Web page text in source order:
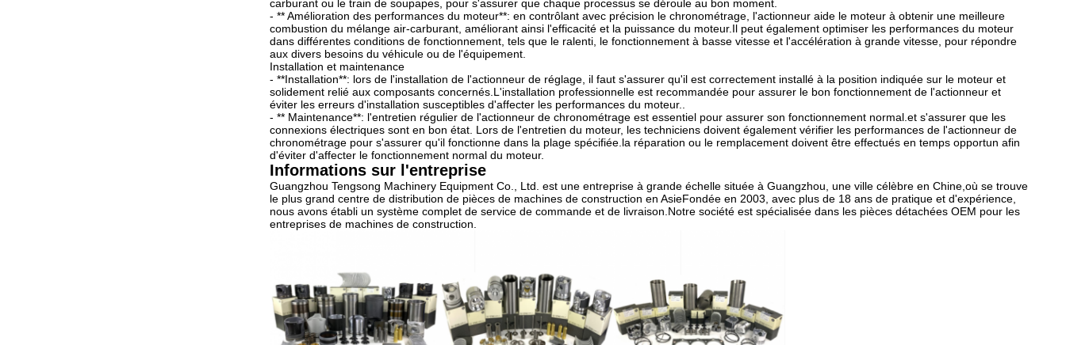
carburant ou le train de soupapes, pour s'assurer que chaque processus se déroule au bon moment.
- ** Amélioration des performances du moteur**: en contrôlant avec précision le chronométrage, l'actionneur aide le moteur à obtenir une meilleure
combustion du mélange air-carburant, améliorant ainsi l'efficacité et la puissance du moteur.Il peut également optimiser les performances du moteur
dans différentes conditions de fonctionnement, tels que le ralenti, le fonctionnement à basse vitesse et l'accélération à grande vitesse, pour répondre
aux divers besoins du véhicule ou de l'équipement.
Installation et maintenance
- **Installation**: lors de l'installation de l'actionneur de réglage, il faut s'assurer qu'il est correctement installé à la position indiquée sur le moteur et
solidement relié aux composants concernés.L'installation professionnelle est recommandée pour assurer le bon fonctionnement de l'actionneur et
éviter les erreurs d'installation susceptibles d'affecter les performances du moteur..
- ** Maintenance**: l'entretien régulier de l'actionneur de chronométrage est essentiel pour assurer son fonctionnement normal.et s'assurer que les
connexions électriques sont en bon état. Lors de l'entretien du moteur, les techniciens doivent également vérifier les performances de l'actionneur de
chronométrage pour s'assurer qu'il fonctionne dans la plage spécifiée.la réparation ou le remplacement doivent être effectués en temps opportun afin
d'éviter d'affecter le fonctionnement normal du moteur.
Informations sur l'entreprise
Guangzhou Tengsong Machinery Equipment Co., Ltd. est une entreprise à grande échelle située à Guangzhou, une ville célèbre en Chine,où se trouve
le plus grand centre de distribution de pièces de machines de construction en AsieFondée en 2003, avec plus de 18 ans de pratique et d'expérience,
nous avons établi un système complet de service de commande et de livraison.Notre société est spécialisée dans les pièces détachées OEM pour les
entreprises de machines de construction.